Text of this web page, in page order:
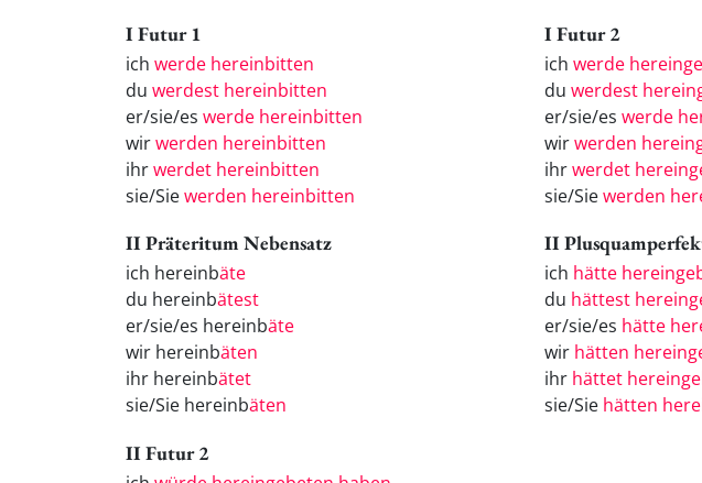
I Futur 1
ich werde hereinbitten
du werdest hereinbitten
er/sie/es werde hereinbitten
wirwerden hereinbitten
ihrwerdet hereinbitten
sie/Siewerden hereinbitten
I Futur 2
ich werde
du werdest
er/sie/es werde
wirwerden
ihrwerdet
sie/Siewerden
II Präteritum Nebensatz
ich hereinbäte
du hereinbätest
er/sie/es hereinbäte
wir hereinbäten
ihr hereinbätet
sie/Sie hereinbäten
II
ich hätte
du hättest
er/sie/es hätte
wir hätten
ihr hättet
sie/Sie hätten
II Futur 2